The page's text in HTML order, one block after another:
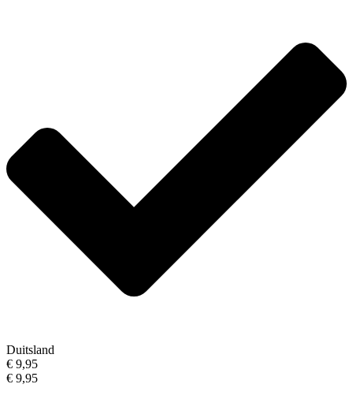
Duitsland
€ 9,95
€ 9,95